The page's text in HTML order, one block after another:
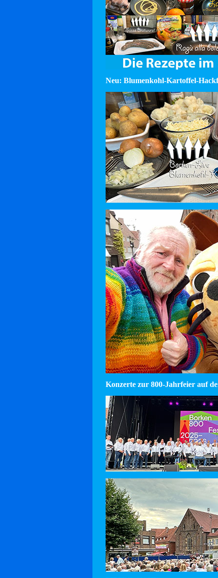
Neu: Blumenkohl-Kartoffel-
Konzerte zur 800-Jahrfeier auf